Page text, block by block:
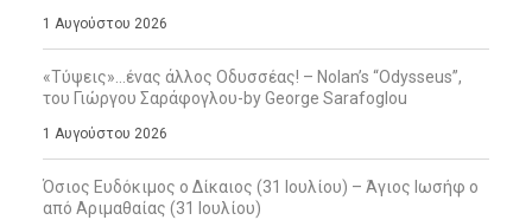
1 Αυγούστου 2026
«Τύψεις»…ένας άλλος Οδυσσέας! – Nolan’s “Odysseus”,
του Γιώργου Σαράφογλου-by George Sarafoglou
1 Αυγούστου 2026
Όσιος Ευδόκιμος ο Δίκαιος (31 Ιουλίου) – Άγιος Ιωσήφ ο
από Αριμαθαίας (31 Ιουλίου)